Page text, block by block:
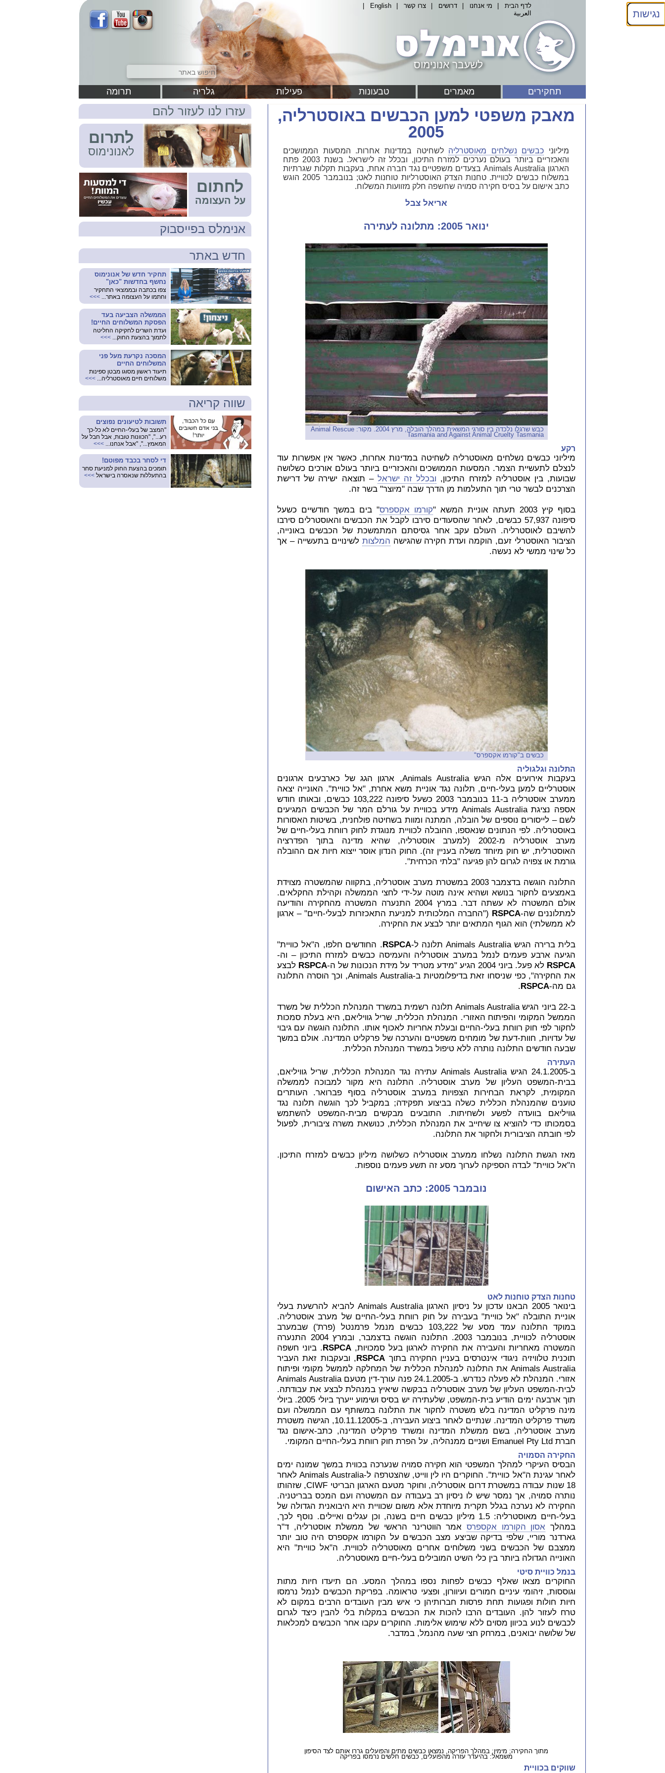
נגישות
תחקירים מאמרים טבעונות פעילות גלריה תרומה
לשעבר אנונימוס
לדף הבית מי אנחנו דרושים צרו קשר English
العربية
מאבק משפטי למען הכבשים באוסטרליה,
2005
מיליוני כבשים נשלחים מאוסטרליה לשחיטה במדינות אחרות. המסעות הממושכים
והאכזריים ביותר בעולם נערכים למזרח התיכון, ובכלל זה לישראל. בשנת 2003 פתח
הארגון Animals Australia בצעדים משפטיים נגד חברה אחת, בעקבות תקלות שגרתיות
במשלוח כבשים לכוויית. טחנות הצדק האוסטרליות טוחנות לאט; בנובמבר 2005 הוגש
כתב אישום על בסיס חקירה סמויה שחשפה חלק מזוועות המשלוח.
אריאל צבל
ינואר 2005: מתלונה לעתירה
כבש שרגלו נלכדה בין סורגי המשאית במהלך הובלה, מרץ 2004. מקור: Animal Rescue
Tasmania and Against Animal Cruelty Tasmania
רקע
מיליוני כבשים נשלחים מאוסטרליה לשחיטה במדינות אחרות, כאשר אין אפשרות עוד
לנצלם לתעשיית הצמר. המסעות הממושכים והאכזריים ביותר בעולם אורכים כשלושה
שבועות, בין אוסטרליה למזרח התיכון, ובכלל זה ישראל – תוצאה ישירה של דרישת
הצרכנים לבשר טרי תוך התעלמות מן הדרך שבה "מיוצר" בשר זה.
בסוף קיץ 2003 תעתה אוניית המשא " קורמו אקספרס" בים במשך חודשיים כשעל
סיפונה 57,937 כבשים, לאחר שהסעודים סירבו לקבל את הכבשים והאוסטרלים סירבו
להשיבם לאוסטרליה. העולם עקב אחר גסיסתם המתמשכת של הכבשים באונייה,
הציבור האוסטרלי זעם, הוקמה ועדת חקירה שהגישה המלצות לשינויים בתעשייה – אך
כל שינוי ממשי לא נעשה.
כבשים ב"קורמו אקספרס"
התלונה וגלגוליה
בעקבות אירועים אלה הגיש Animals Australia, ארגון הגג של כארבעים ארגונים
אוסטרליים למען בעלי-חיים, תלונה נגד אוניית משא אחרת, "אל כוויית". האונייה יצאה
ממערב אוסטרליה ב-11 בנובמבר 2003 כשעל סיפונה 103,222 כבשים, ובאותו חודש
אספה נציגת Animals Australia מידע בכוויית על גורלם המר של הכבשים המגיעים
לשם– לייסורים נוספים של הובלה, המתנה ומוות בשחיטה פולחנית, בשיטות האסורות
באוסטרליה. לפי הנתונים שנאספו, ההובלה לכוויית מנוגדת לחוק רווחת בעלי-חיים של
מערב אוסטרליה מ-2002 (למערב אוסטרליה, שהיא מדינה בתוך הפדרציה
האוסטרלית, יש חוק מיוחד משלה בעניין זה). החוק הנדון אוסר ייצוא חיות אם ההובלה
גורמת או צפויה לגרום להן פגיעה "בלתי הכרחית".
התלונה הוגשה בדצמבר 2003 במשטרת מערב אוסטרליה, בתקווה שהמשטרה מצוידת
באמצעים לחקור בנושא ושהיא אינה מוטה על-ידי לחצי הממשלה וקהילת החקלאים.
אולם המשטרה לא עשתה דבר. במרץ 2004 התנערה המשטרה מהחקירה והודיעה
למתלוננים שה-RSPCA ("החברה המלכותית למניעת התאכזרות לבעלי-חיים" – ארגון
לא ממשלתי) הוא הגוף המתאים יותר לבצע את החקירה.
בלית ברירה הגיש Animals Australia תלונה ל- RSPCA. החודשים חלפו, ה"אל כוויית"
הגיעה ארבע פעמים לנמל במערב אוסטרליה והעמיסה כבשים למזרח התיכון – וה-
RSPCA לא פעל. ביוני 2004 הגיע "מידע מטריד על מידת הנכונות של ה- RSPCA לבצע
את החקירה", כפי שניסחו זאת בדיפלומטיות ב-Animals Australia, וכך הוסרה התלונה
גם מה-RSPCA
.
ב-22 ביוני הגיש Animals Australia תלונה רשמית במשרד המנהלת הכללית של משרד
הממשל המקומי והפיתוח האזורי. המנהלת הכללית, שריל גוויליאם, היא בעלת סמכות
לחקור לפי חוק רווחת בעלי-החיים ובעלת אחריות לאכוף אותו. התלונה הוגשה עם גיבוי
של עדויות, חוות-דעת של מומחים משפטיים והערכה של פרקליט המדינה. אולם במשך
שבעה חודשים התלונה נותרה ללא טיפול במשרד המנהלת הכללית.
העתירה
ב-24.1.2005 הגיש Animals Australia עתירה נגד המנהלת הכללית, שריל גוויליאם,
בבית-המשפט העליון של מערב אוסטרליה. התלונה היא מקור למבוכה לממשלה
המקומית, לקראת הבחירות הצפויות במערב אוסטרליה בסוף פברואר. העותרים
טוענים שהמנהלת הכללית כשלה בביצוע תפקידה; במקביל לכך הוגשה תלונה נגד
גוויליאם בוועדה לפשע ולשחיתות. התובעים מבקשים מבית-המשפט להשתמש
בסמכותו כדי להוציא צו שיחייב את המנהלת הכללית, כנושאת משרה ציבורית, לפעול
לפי חובתה הציבורית ולחקור את התלונה.
מאז הגשת התלונה נשלחו ממערב אוסטרליה כשלושה מיליון כבשים למזרח התיכון.
ה"אל כוויית" לבדה הספיקה לערוך מסע זה תשע פעמים נוספות.
נובמבר 2005: כתב האישום
טחנות הצדק טוחנות לאט
בינואר 2005 הבאנו עדכון על ניסיון הארגון Animals Australia להביא להרשעת בעלי
אוניית התובלה "אל כוויית" בעבירה על חוק רווחת בעלי-החיים של מערב אוסטרליה.
במוקד התלונה עמד מסע של 103,222 כבשים מנמל פרמנטל (פרת') שבמערב
אוסטרליה לכוויית, בנובמבר 2003. התלונה הוגשה בדצמבר, ובמרץ 2004 התנערה
המשטרה מאחריות והעבירה את החקירה לארגון בעל סמכויות, RSPCA. ביוני חשפה
תוכנית טלוויזיה ניגודי אינטרסים בעניין החקירה בתוך RSPCA, ובעקבות זאת העביר
Animals Australia את התלונה למנהלת הכללית של המחלקה לממשל מקומי ופיתוח
אזורי. המנהלת לא פעלה כנדרש. ב-24.1.2005 פנה עורך-דין מטעם Animals Australia
לבית-המשפט העליון של מערב אוסטרליה בבקשה שיאיץ במנהלת לבצע את עבודתה.
תוך ארבעה ימים הודיע בית-המשפט, שלעתירה יש בסיס ושימוע ייערך ביולי 2005. ביולי
מינה פרקליט המדינה בלש משטרה לחקור את התלונה במשותף עם הממשלה ועם
משרד פרקליט המדינה. שנתיים לאחר ביצוע העבירה, ב-10.11.12005, הגישה משטרת
מערב אוסטרליה, בשם ממשלת המדינה ומשרד פרקליט המדינה, כתב-אישום נגד
חברת Emanuel Pty Ltd ושניים ממנהליה, על הפרת חוק רווחת בעלי-החיים המקומי.
החקירה הסמויה
הבסיס העיקרי למהלך המשפטי הוא חקירה סמויה שנערכה בכווית במשך שמונה ימים
לאחר עגינת ה"אל כוויית". החוקרים היו לין ווייט, שהצטרפה ל-Animals Australia לאחר
18 שנות עבודה במשטרת דרום אוסטרליה, וחוקר מטעם הארגון הבריטי CIWF, שזהותו
נותרה סמויה, אך נמסר שיש לו ניסיון רב בעבודה עם המשטרה ועם המכס בבריטניה.
החקירה לא נערכה בגלל תקרית מיוחדת אלא משום שכוויית היא היבואנית הגדולה של
בעלי-חיים מאוסטרליה: 1.5 מיליון כבשים חיים בשנה, וכן עגלים ואיילים. נוסף לכך,
במהלך אסון הקורמו אקספרס אמר הווטרינר הראשי של ממשלת אוסטרליה, ד"ר
גארדנר מוריי, שלפי בדיקה שביצע מצב הכבשים על הקורמו אקספרס היה טוב יותר
ממצבם של הכבשים בשני משלוחים אחרים מאוסטרליה לכוויית. ה"אל כוויית" היא
האונייה הגדולה ביותר בין כלי השיט המובילים בעלי-חיים מאוסטרליה.
בנמל כוויית סיטי
החוקרים מצאו שאלף כבשים לפחות נספו במהלך המסע. הם תיעדו חיות מתות
וגוססות, זיהומי עיניים חמורים ועיוורון, ופצעי טראומה. בפריקת הכבשים לנמל נרמסו
חיות חולות ופגועות תחת פרסות חברותיהן כי איש מבין העובדים הרבים במקום לא
טרח לעזור להן. העובדים הרבו להכות את הכבשים במקלות בלי להבין כיצד לגרום
לכבשים לנוע בכיוון מסוים ללא שימוש אלימות. החוקרים עקבו אחר הכבשים למכלאות
של שלושה יבואנים, במרחק חצי שעה מהנמל, במדבר.
מתוך החקירה; מימין: במהלך הפריקה, נמצאו כבשים מתים והפועלים גררו אותם לצד הסיפון
משמאל: בהיעדר עזרה מהפועלים, כבשים חלשים נרמסו בפריקה
שווקים בכוויית
עזרו לנו לעזור להם
לתרום
לאנונימוס
לחתום
על העצומה
אנימלס בפייסבוק
חדש באתר
תחקיר חדש של אנונימוס
נחשף בחדשות "כאן"
צפו בכתבה ובממצאי התחקיר
וחתמו על העצומה באתר... >>>
הממשלה הצביעה בעד
הפסקת המשלוחים החיים!
ועדת השרים לחקיקה החליטה
לתמוך בהצעת החוק... >>>
המסכה נקרעת מעל פני
המשלוחים החיים
תיעוד ראשון מסוגו מבטן ספינות
משלוחים חיים מאוסטרליה... >>>
שווה קריאה
תשובות לטיעונים נפוצים
"המצב של בעלי-החיים לא כל-כך
רע...", "הכוונות טובות, אבל חבל על
המאמץ...", "אבל אנחנו... >>>
די לסחר בכבד מפוטם!
תומכים בהצעת החוק למניעת סחר
בהתעללות שנאסרה בישראל >>>